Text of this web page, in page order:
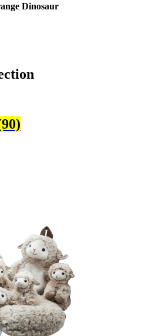
Dinosaur